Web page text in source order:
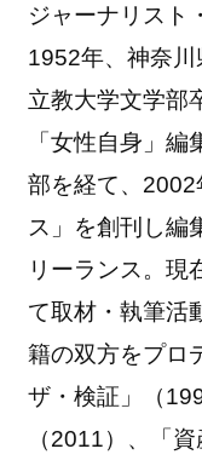
ジャーナリスト
1952年、神奈川
立教大学文学部
「女性自身」
部を経て、2002
ス」を創刊し編
リーランス。現
て取材・執筆活
籍の双方をプロ
ザ・検証」（
（2011）、「